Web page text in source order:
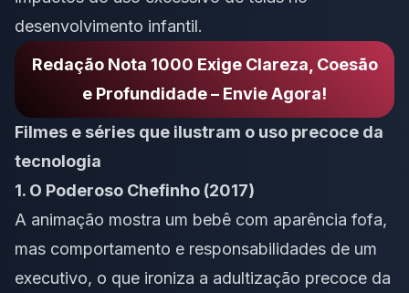
desenvolvimento infantil.
Redação Nota 1000 Exige Clareza, Coesão
e Profundidade – Envie Agora!
Filmes e séries que ilustram o uso precoce da
tecnologia
1. O Poderoso Chefinho (2017)
A animação mostra um bebê com aparência fofa,
mas comportamento e responsabilidades de um
executivo, o que ironiza a adultização precoce da